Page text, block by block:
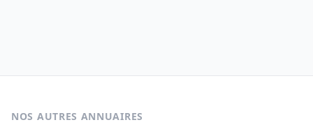
NOS AUTRES ANNUAIRES